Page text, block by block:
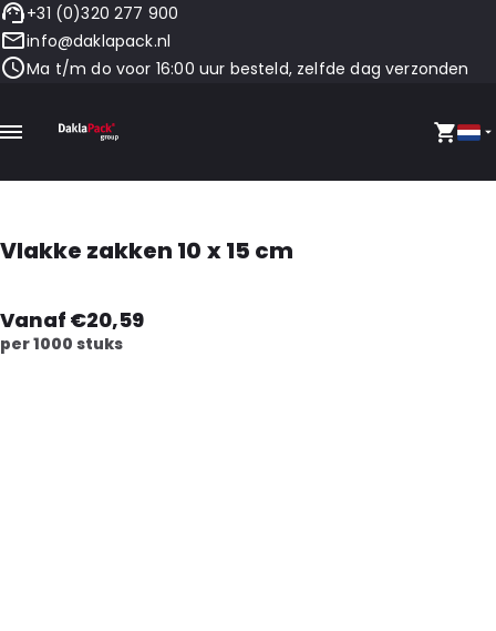
+31 (0)320 277 900
info@daklapack.nl
Ma t/m do voor 16:00 uur besteld, zelfde dag verzonden
Vlakke zakken 10 x 15 cm
Vanaf €20,59
per 1000 stuks